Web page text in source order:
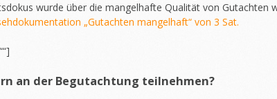
wurde über die mangelhafte Qualität von Gutachten
„Gutachten mangelhaft“ von 3 Sat.
an der Begutachtung teilnehmen?